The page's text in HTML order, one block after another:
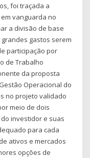
foi traçada a
vanguarda no
a divisão de base
gastos serem
participação por
de Trabalho
da proposta
Operacional do
no projeto validado
meio de dois
do investidor e suas
para cada
ativos e mercados
opções de